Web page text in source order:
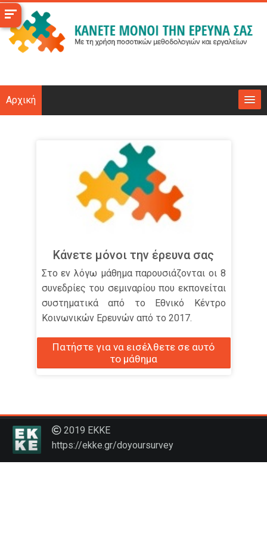
Μετάβαση
στο
κεντρικό
περιεχόμενο
Αρχική
Επικοινωνία
Αναζήτηση
μαθημάτων
Κάνετε μόνοι την έρευνα σας
Στο εν λόγω μάθημα παρουσιάζονται οι 8
συνεδρίες του σεμιναρίου που εκπονείται
συστηματικά από το Εθνικό Κέντρο
Κοινωνικών Ερευνών από το 2017.
Πατήστε για να εισέλθετε σε αυτό
το μάθημα
2019 ΕΚΚΕ
https://ekke.gr/doyoursurvey